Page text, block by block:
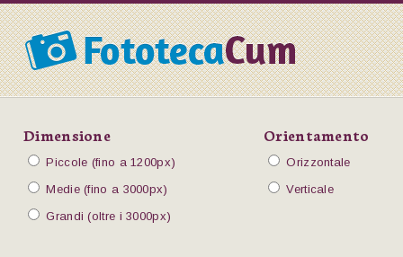
Dimensione Orientamento
Piccole (fino a 1200px)
Orizzontale
Medie (fino a 3000px)
Verticale
Grandi (oltre i 3000px)